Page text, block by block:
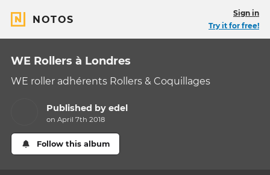
NOTOS
Sign in
Try it for free!
WE Rollers à Londres
WE roller adhérents Rollers & Coquillages
Published byedel
on April 7th 2018
Follow this album